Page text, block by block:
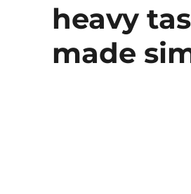
heavy
made